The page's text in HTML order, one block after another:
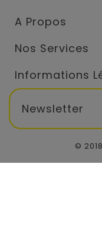
A Propos
Nos Services
Informations
Newsletter
©